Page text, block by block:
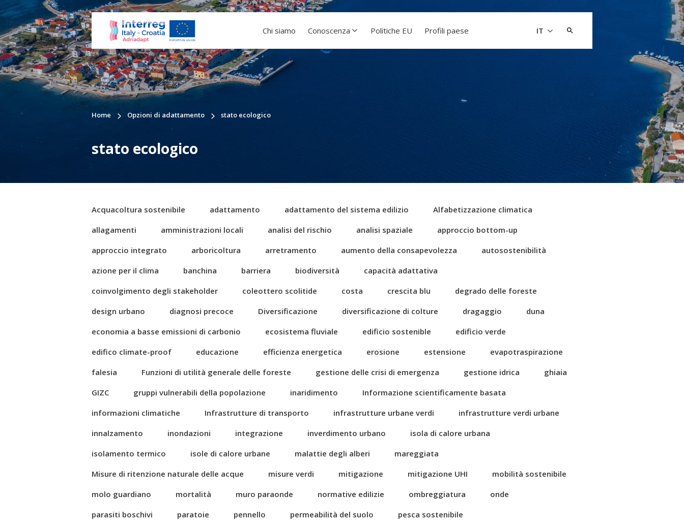
IT
Chi siamo Conoscenza Politiche EU Profili paese
Home Opzioni di adattamento stato ecologico
stato ecologico
Acquacoltura sostenibile adattamento adattamento del sistema edilizio
Alfabetizzazione climatica
allagamenti
amministrazioni locali analisi del rischio analisi spaziale
approccio bottom-up
approccio integrato
arboricoltura arretramento aumento della consapevolezza
autosostenibilità
azione per il clima
banchina barriera biodiversità
capacità adattativa
coinvolgimento degli stakeholder
coleottero scolitide costa crescita blu
degrado delle foreste
design urbano
diagnosi precoce Diversificazione diversificazione di colture dragaggio
duna
economia a basse emissioni di carbonio
ecosistema fluviale edificio sostenible
edificio verde
edifico climate-proof
educazione efficienza energetica erosione estensione
evapotraspirazione
falesia
Funzioni di utilità generale delle foreste gestione delle crisi di emergenza gestione idrica
ghiaia
GIZC
gruppi vulnerabili della popolazione inaridimento
Informazione scientificamente basata
informazioni climatiche
Infrastrutture di transporto infrastrutture urbane verdi
infrastrutture verdi urbane
innalzamento
inondazioni integrazione inverdimento urbano
isola di calore urbana
isolamento termico
isole di calore urbane malattie degli alberi
mareggiata
Misure di ritenzione naturale delle acque
misure verdi mitigazione mitigazione UHI
mobilità sostenibile
molo guardiano
mortalità muro paraonde normative edilizie ombreggiatura
onde
parasiti boschivi
paratoie pennello permeabilità del suolo
pesca sostenibile